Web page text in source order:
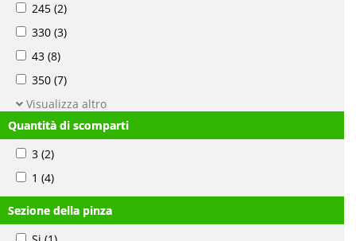
245 (2)
330 (3)
43 (8)
350 (7)
Visualizza altro
Quantità di scomparti
3 (2)
1 (4)
Sezione della pinza